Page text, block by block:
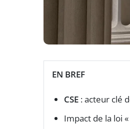
EN BREF
CSE : acteur clé
Impact de la loi «